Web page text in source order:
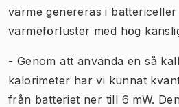
värme genereras i
värmeförluster med hög
- Genom att använda en så
kalorimeter har vi kunnat
från batteriet ner till 6 mW.